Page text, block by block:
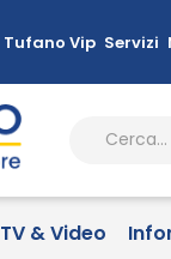
Tufano Vip Servizi
TV & Video